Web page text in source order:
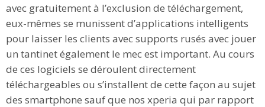
avec gratuitement à l’exclusion de téléchargement,
eux-mêmes se munissent d’applications intelligents
pour laisser les clients avec supports rusés avec jouer
un tantinet également le mec est important. Au cours
de ces logiciels se déroulent directement
téléchargeables ou s’installent de cette façon au sujet
des smartphone sauf que nos xperia qui par rapport